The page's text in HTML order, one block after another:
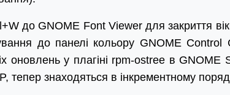
до GNOME Font Viewer для закриття
до панелі кольору GNOME Control
оновлень у плагіні rpm-ostree в
тепер знаходяться в інкрементному